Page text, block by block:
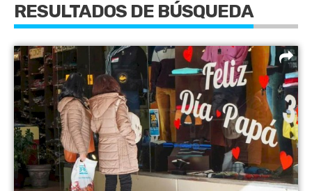
RESULTADOS DE BÚSQUEDA